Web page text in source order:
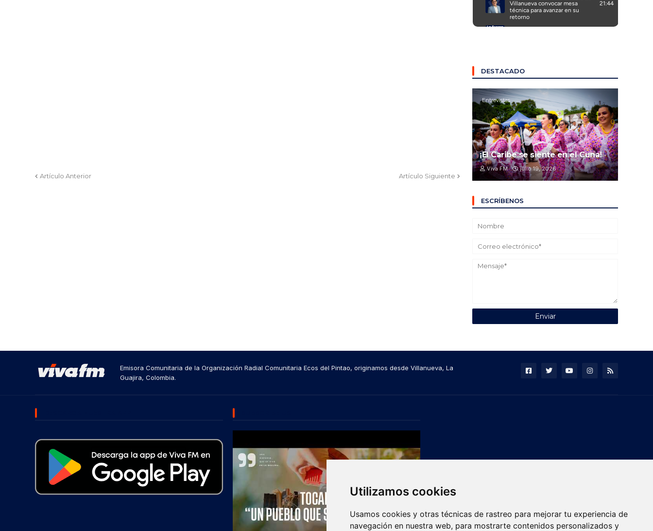
Utilizamos cookies
Usamos cookies y otras técnicas de rastreo para mejorar tu experiencia de
navegación en nuestra web, para mostrarte contenidos personalizados y
Artículo Anterior Artículo Siguiente
DESTACADO
Entrevistas
¡El Caribe se siente en el Cuna!
Viva FM julio 19, 2026
ESCRÍBENOS
Emisora Comunitaria de la Organización Radial Comunitaria Ecos del Pintao, originamos desde Villanueva, La
Guajira, Colombia.